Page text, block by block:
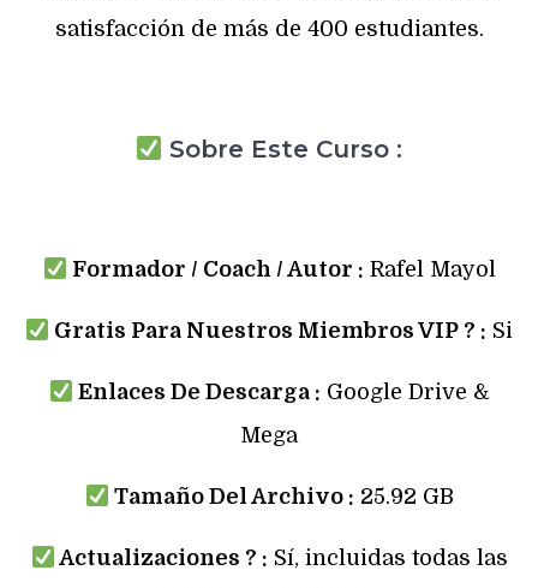
satisfacción de más de 400 estudiantes.
Sobre Este Curso :
Formador / Coach / Autor : Rafel Mayol
Gratis Para Nuestros Miembros VIP ? : Si
Enlaces De Descarga : Google Drive &
Mega
Tamaño Del Archivo : 25.92 GB
Actualizaciones ? : Sí, incluidas todas las